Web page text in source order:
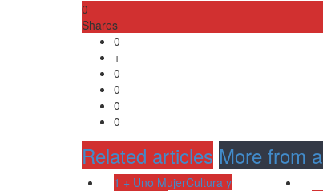
0
Shares
0
+
0
0
0
0
Related articles More from
1 + Uno MujerCultura y